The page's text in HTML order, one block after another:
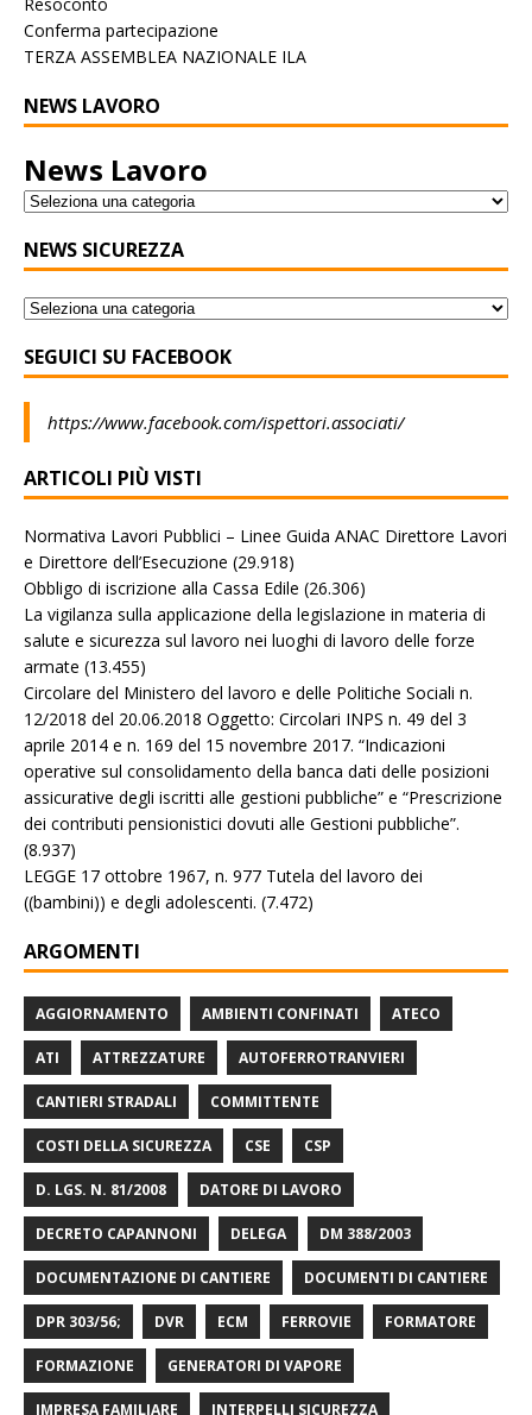
Conferma partecipazione
TERZA ASSEMBLEA NAZIONALE ILA
NEWS LAVORO
News Lavoro
NEWS SICUREZZA
SEGUICI SU FACEBOOK
https://www.facebook.com/ispettori.associati/
ARTICOLI PIÙ VISTI
Normativa Lavori Pubblici – Linee Guida ANAC Direttore Lavori
e Direttore dell’Esecuzione (29.918)
Obbligo di iscrizione alla Cassa Edile (26.306)
La vigilanza sulla applicazione della legislazione in materia di
salute e sicurezza sul lavoro nei luoghi di lavoro delle forze
armate (13.455)
Circolare del Ministero del lavoro e delle Politiche Sociali n.
12/2018 del 20.06.2018 Oggetto: Circolari INPS n. 49 del 3
aprile 2014 e n. 169 del 15 novembre 2017. “Indicazioni
operative sul consolidamento della banca dati delle posizioni
assicurative degli iscritti alle gestioni pubbliche” e “Prescrizione
dei contributi pensionistici dovuti alle Gestioni pubbliche”.
(8.937)
LEGGE 17 ottobre 1967, n. 977 Tutela del lavoro dei
((bambini)) e degli adolescenti. (7.472)
ARGOMENTI
AGGIORNAMENTO AMBIENTI CONFINATI ATECO
ATI ATTREZZATURE AUTOFERROTRANVIERI
CANTIERI STRADALI COMMITTENTE
COSTI DELLA SICUREZZA CSE CSP
D. LGS. N. 81/2008 DATORE DI LAVORO
DECRETO CAPANNONI DELEGA DM 388/2003
DOCUMENTAZIONE DI CANTIERE DOCUMENTI DI CANTIERE
DPR 303/56; DVR ECM FERROVIE FORMATORE
FORMAZIONE GENERATORI DI VAPORE
IMPRESA FAMILIARE INTERPELLI SICUREZZA